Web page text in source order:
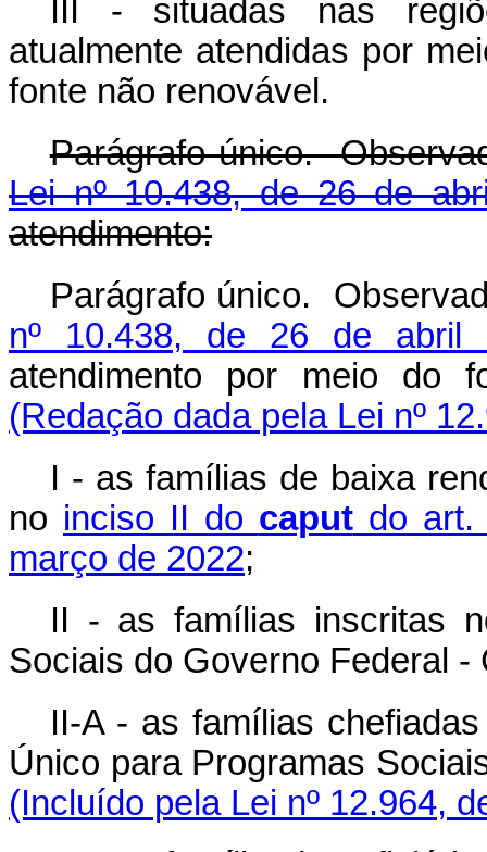
III - situadas nas
atualmente atendidas por
fonte não renovável.
Parágrafo único.
Lei nº 10.438, de 26 de
atendimento:
Parágrafo único.
nº 10.438, de 26 de abril
atendimento por meio do
(Redação dada pela Lei nº
I - as famílias de baixa
no inciso II do caputdo art.
março de 2022;
II - as famílias inscritas
Sociais do Governo Federal -
II-A - as famílias
Único para Programas
(Incluído pela Lei nº 12.964,